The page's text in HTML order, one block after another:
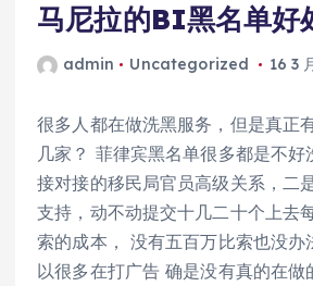
马尼拉的BI黑名单好
admin Uncategorized 16 3
很多人都在做洗黑服务，但是真正
几家？ 菲律宾黑名单很多都是不好
接对接的移民局官员高级关系，二
支持，动不动提交十几二十个上去
索的成本， 没有五百万比索也没办
以很多在打广告 确是没有真的在做